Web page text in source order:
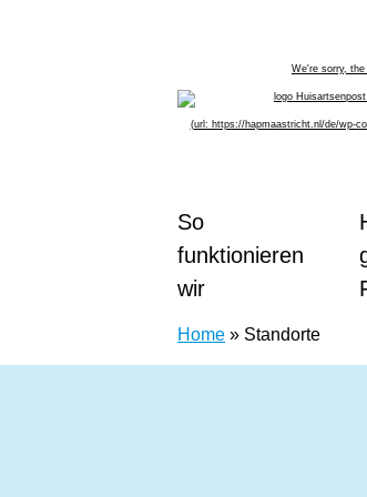
So
funktionieren
wir
Home » Standorte